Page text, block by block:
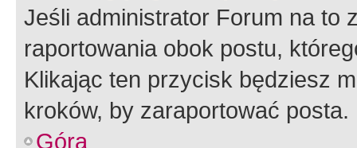
Jeśli administrator Forum na to
raportowania obok postu,
Klikając ten przycisk będziesz
kroków, by zaraportować posta.
Góra